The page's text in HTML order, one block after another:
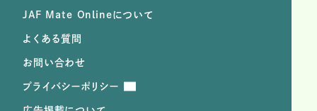
JAF Mate Onlineについて
よくある質問
お問い合わせ
プライバシーポリシー